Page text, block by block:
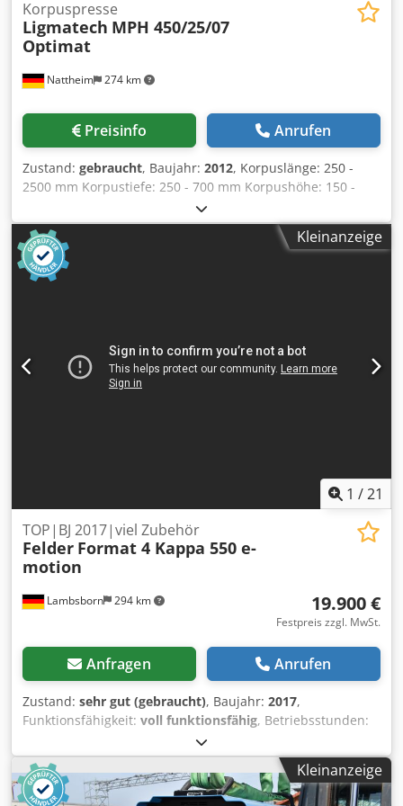
Nattheim 274 km
Korpuspresse
Ligmatech MPH 450/25/07
Optimat
Preisinfo Anrufen
Zustand: gebraucht, Baujahr: 2012, Korpuslänge: 250 -
2500 mm Korpustiefe: 250 - 700 mm Korpushöhe: 150 -
1400 mm Pressdruck, vertikal / horizontal: 12 - 18 kN
Eilgang: 50 mm/s Schleichgang: 25 mm/s Arbeitshöhe: 300
mm Gewicht: ca. 2200 kg Lagerort: Lieferant Crsdpfx Aszr H
Ipebbef
Kleinanzeige
1 /21
Lambsborn 294 km
TOP|BJ 2017|viel Zubehör
Felder Format 4 Kappa 550 e-
motion
19.900 €
Festpreis zzgl. MwSt.
Anfragen Anrufen
Zustand: sehr gut (gebraucht), Baujahr: 2017,
Funktionsfähigkeit: voll funktionsfähig, Betriebsstunden:
, Format 4 Formatkreissäge Kappa 550 e-motion -10
kW, 3 Drehzahlen 3000/4000/5000 U/min. -Baujahr: 2017 -
Vorritzer Betriebsanzeige -Ablänganschlag 3200 mm,
schwenkbar 90°–45°, 2 Anschlagbacken -Auslegertisch
Kleinanzeige